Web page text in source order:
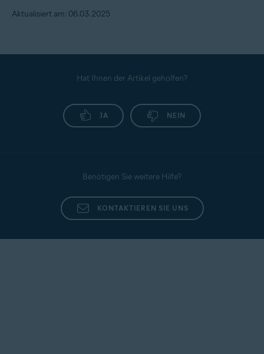
Aktualisiert am: 06.03.2025
Hat Ihnen der Artikel geholfen?
JA NEIN
Benötigen Sie weitere Hilfe?
KONTAKTIEREN SIE UNS